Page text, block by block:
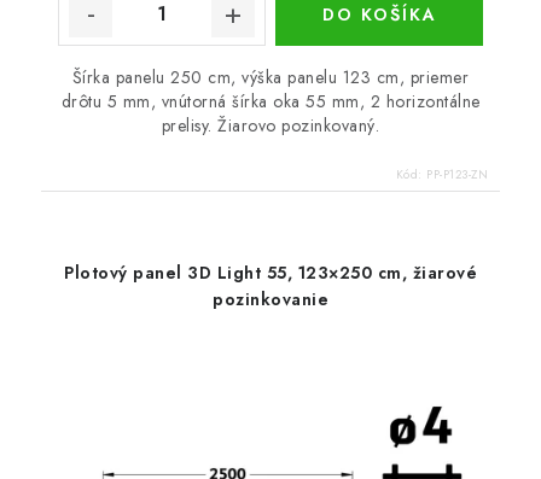
DO KOŠÍKA
Šírka panelu 250 cm, výška panelu 123 cm, priemer
drôtu 5 mm, vnútorná šírka oka 55 mm, 2 horizontálne
prelisy. Žiarovo pozinkovaný.
Kód: PP-P123-ZN
Plotový panel 3D Light 55, 123×250 cm, žiarové
pozinkovanie